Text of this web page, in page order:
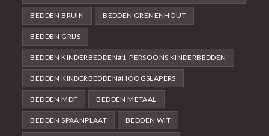
BEDDEN BRUIN BEDDEN GRENENHOUT
BEDDEN GRIJS
BEDDEN KINDERBEDDEN#1-PERSOONS KINDERBEDDEN
BEDDEN KINDERBEDDEN#HOOGSLAPERS
BEDDEN MDF BEDDEN METAAL
BEDDEN SPAANPLAAT BEDDEN WIT